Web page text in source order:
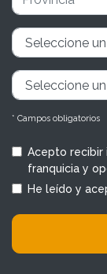
* Campos obligatorios
Acepto recibir
franquicia y
He leído y